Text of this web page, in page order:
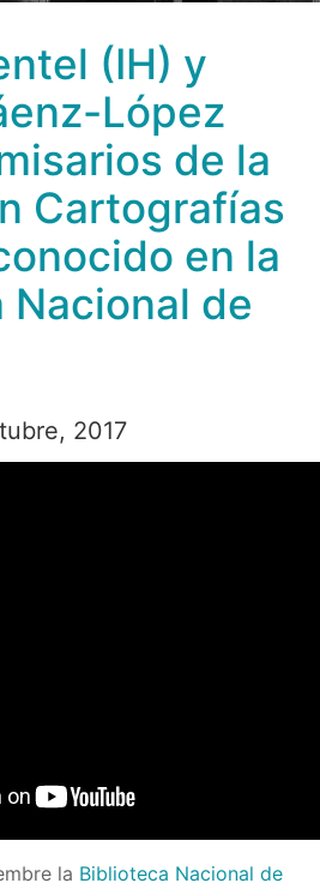
Cartografías de lo
Nacional de España
(IH) y
López
de la
Cartografías
en la
de
2017
la Biblioteca Nacional de